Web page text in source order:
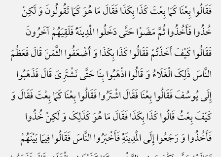
فَقَالُوا بِعْنَا کَمَا بِعْتَ کَذَا بِکَذَا فَقَالَ مَا هُوَ کَمَا تَقُولُونَ وَ لَکِنْ
خُذُوا فَأَخُذُوا ثُمَّ مَضَوْا حَتَّی دَخَلُوا الْمَدِینَهًَْ فَلَقِیَهُمْ آخَرُونَ
فَقَالُوا کَیْفَ أَخَذْتُمْ فَقَالُوا کَذَا بِکَذَا وَ أَضْعَفُوا الثَّمَنَ قَالَ فَعَظُمَ
النَّاسَ ذَلِکَ الْغَلَاءُ وَ قَالُوا اذْهَبُوا بِنَا حَتَّی نَشْتَرِیَ قَالَ فَذَهَبُوا
إِلَی یُوسُفَ فَقَالُوا بِعْنَا فَقَالَ اشْتَرُوا فَقَالُوا بِعْنَا کَمَا بِعْتَ فَقَالَ وَ
کَیْفَ بِعْتُ قَالُوا کَذَا بِکَذَا فَقَالَ مَا هُوَ کَذَلِکَ وَ لَکِنْ خُذُوا
فَأَخُذُوا وَ رَجَعُوا إِلَی الْمَدِینَهًِْ فَأَخْبَرُوا النَّاسَ فَقَالُوا فِیمَا بَیْنَهُمْ